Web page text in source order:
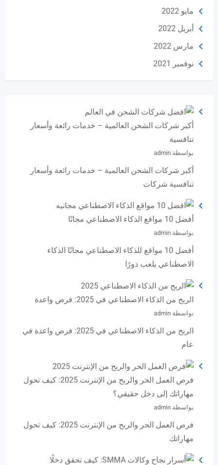
مايو 2022
أبريل 2022
مارس 2022
نوفمبر 2021
أكبر شركات الشحن العالمية – خدمات رائعة وأسعار
تنافسية
بواسطة admin
أكبر شركات الشحن العالمية – خدمات رائعة وأسعار
تنافسية شركات
أفضل 10 مواقع الذكاء الاصطناعي مجانًا
بواسطة admin
أفضل 10 مواقع للذكاء الاصطناعي مجانًا الذكاء
الاصطناعي يلعب دورًا
الربح من الذكاء الاصطناعي في 2025: فرص واعدة
بواسطة admin
الربح من الذكاء الاصطناعي في 2025: فرص واعدة في
عام
فرص العمل الحر والربح من الإنترنت 2025: كيف تحول
مهاراتك إلى دخل حقيقي؟
بواسطة admin
فرص العمل الحر والربح من الإنترنت 2025: كيف تحول
مهاراتك